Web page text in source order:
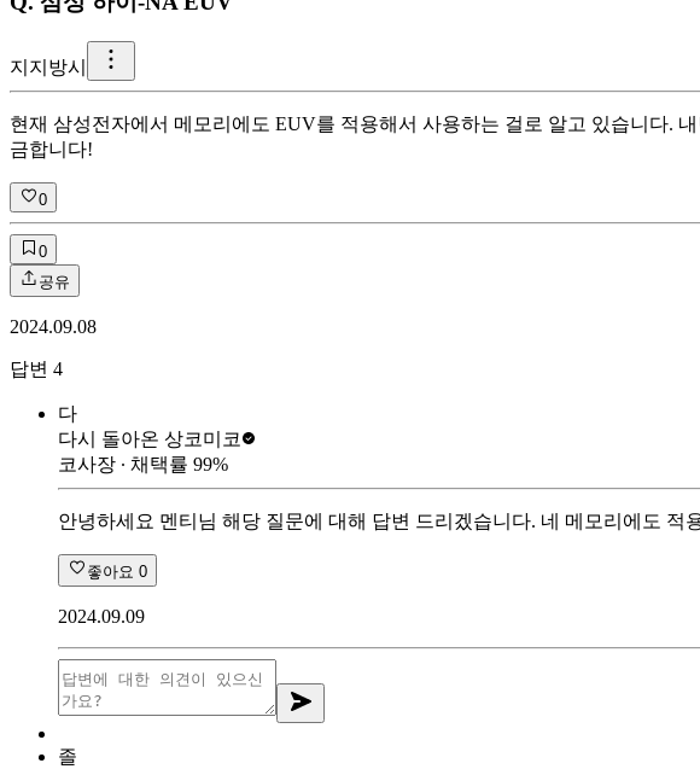
지 지방시
현재 삼성전자에서 메모리에도 EUV를 적용해서 사용하는 걸로 알고 있습니다.
금합니다!
0
0
공유
2024.09.08
답변 4
다
다시 돌아온 상코미코
코사장 ∙ 채택률 99%
안녕하세요 멘티님 해당 질문에 대해 답변 드리겠습니다. 네 메모리에도
좋아요 0
2024.09.09
졸